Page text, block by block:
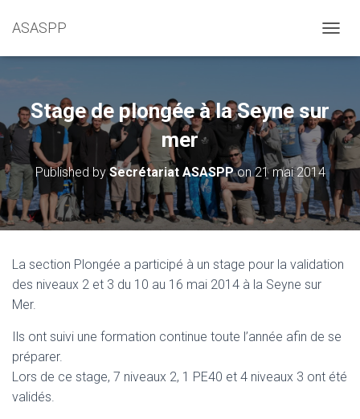
ASASPP
Stage de plongée à la Seyne sur
mer
Published by Secrétariat ASASPPon21 mai 2014
La section Plongée a participé à un stage pour la validation
des niveaux 2 et 3 du 10 au 16 mai 2014 à la Seyne sur
Mer.
Ils ont suivi une formation continue toute l’année afin de se
préparer.
Lors de ce stage, 7 niveaux 2, 1 PE40 et 4 niveaux 3 ont été
validés.